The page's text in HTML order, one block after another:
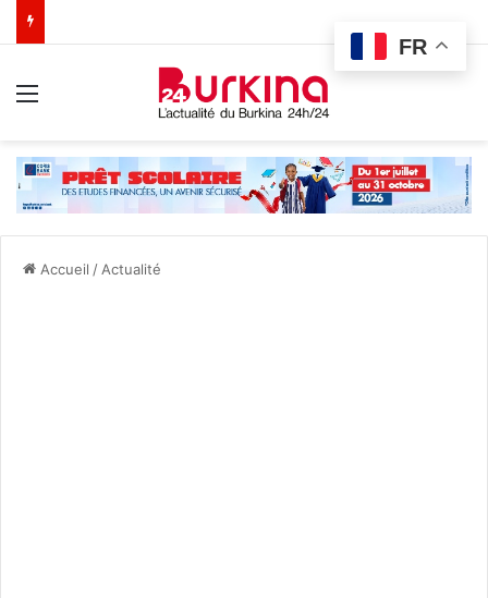
Accueil / Actualité
FR